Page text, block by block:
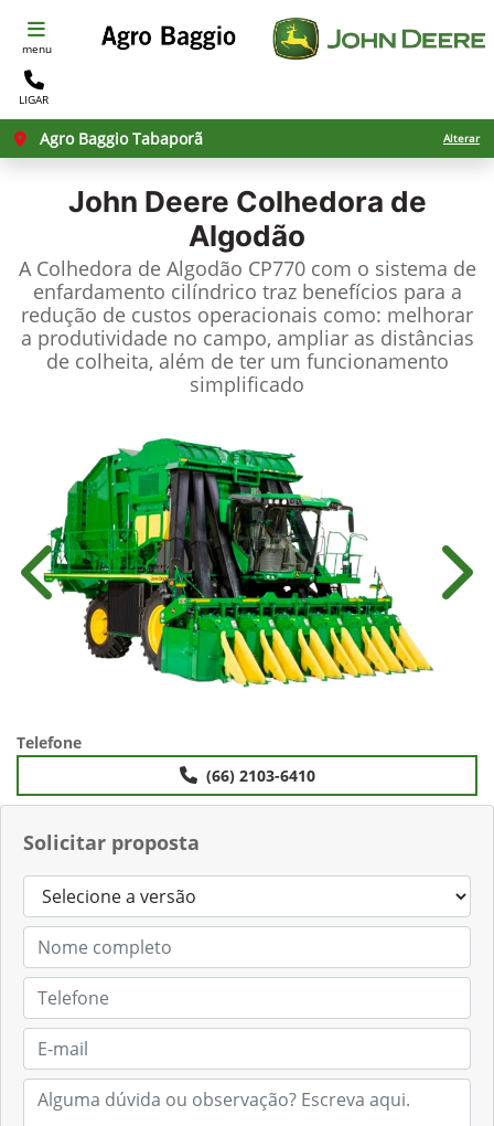
menu
LIGAR
Agro Baggio Tabaporã Alterar
John Deere Colhedora de
Algodão
A Colhedora de Algodão CP770 com o sistema de
enfardamento cilíndrico traz benefícios para a
redução de custos operacionais como: melhorar
a produtividade no campo, ampliar as distâncias
de colheita, além de ter um funcionamento
simplificado
Solicitar proposta
Anterior
Telefone
(66) 2103-6410